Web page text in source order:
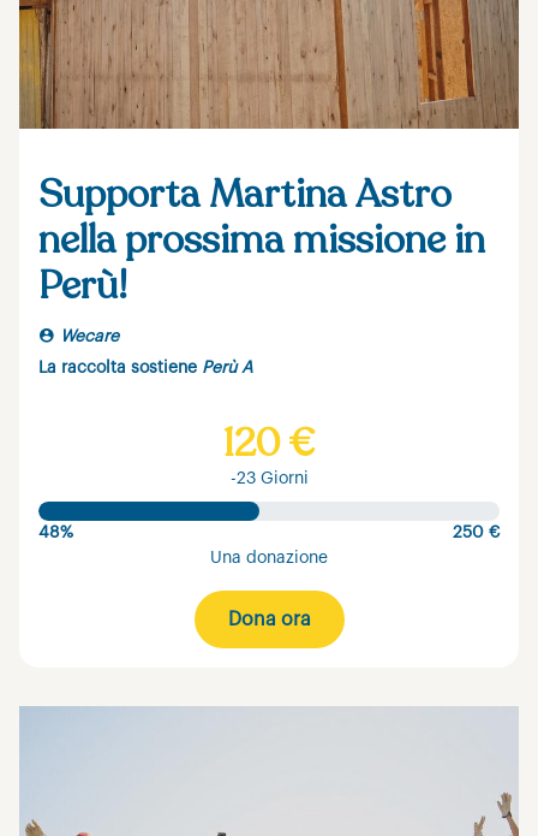
Supporta Martina Astro
nella prossima missione in
Perù!
Wecare
La raccolta sostiene Perù A
120 €
-23 Giorni
48%
250 €
Una donazione
Dona ora